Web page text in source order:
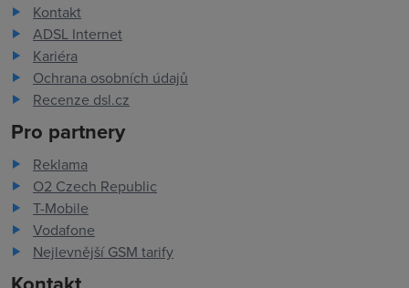
Kontakt
ADSL Internet
Kariéra
Ochrana osobních údajů
Recenze dsl.cz
Pro partnery
Reklama
O2 Czech Republic
T-Mobile
Vodafone
Nejlevnější GSM tarify